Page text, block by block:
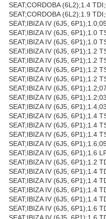
SEAT;CORDOBA (6L2);1.4
SEAT;CORDOBA (6L2);1.9
SEAT;IBIZA IV (6J5,
SEAT;IBIZA IV (6J5, 6P1);1.0
SEAT;IBIZA IV (6J5, 6P1);1.0
SEAT;IBIZA IV (6J5, 6P1);1.2
SEAT;IBIZA IV (6J5, 6P1);1.2
SEAT;IBIZA IV (6J5, 6P1);1.2
SEAT;IBIZA IV (6J5, 6P1);1.2
SEAT;IBIZA IV (6J5,
SEAT;IBIZA IV (6J5,
SEAT;IBIZA IV (6J5,
SEAT;IBIZA IV (6J5, 6P1);1.4
SEAT;IBIZA IV (6J5, 6P1);1.4
SEAT;IBIZA IV (6J5, 6P1);1.4
SEAT;IBIZA IV (6J5,
SEAT;IBIZA IV (6J5, 6P1);1.6
SEAT;IBIZA IV (6J5, 6P1);1.2
SEAT;IBIZA IV (6J5, 6P1);1.4
SEAT;IBIZA IV (6J5, 6P1);1.4
SEAT;IBIZA IV (6J5, 6P1);1.4
SEAT;IBIZA IV (6J5, 6P1);1.4
SEAT;IBIZA IV (6J5, 6P1);1.6
SEAT;IBIZA IV (6J5, 6P1);1.6